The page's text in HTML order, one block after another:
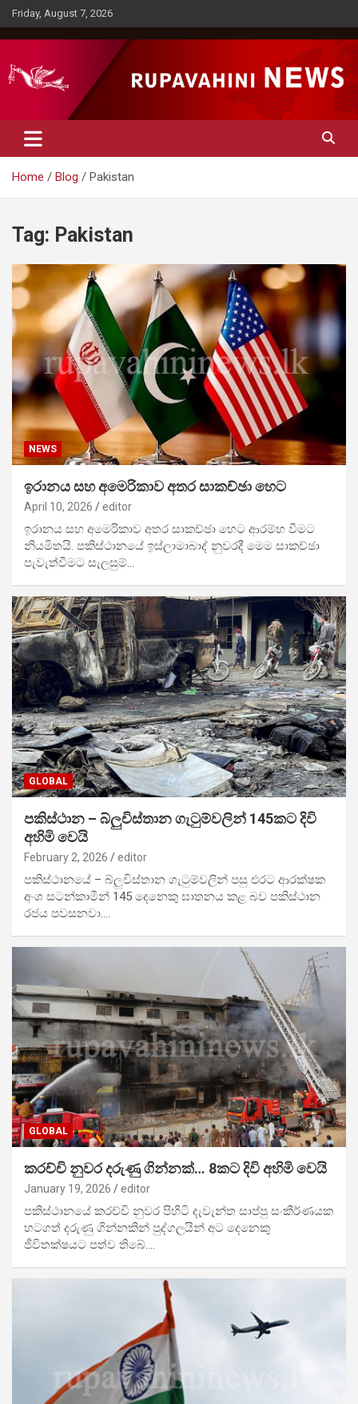
Skip
to
content
Friday, August 7, 2026
Rupavahini News
Home Blog Pakistan
Tag: Pakistan
NEWS
ඉරානය සහ අමෙරිකාව අතර සාකච්ඡා හෙට
April 10, 2026 editor
ඉරානය සහ අමෙරිකාව අතර සාකච්ඡා හෙට ආරම්භ වීමට
නියමිතයි. පකිස්ථානයේ ඉස්ලාමාබාද් නුවරදී මෙම සාකච්ඡා
පැවැත්වීමට සැලසුම්…
GLOBAL
පකිස්ථාන – බ්ලුචිස්තාන ගැටුම්වලින් 145කට දිවි
අහිමි වෙයි
February 2, 2026 editor
පකිස්ථානයේ – බ්ලුචිස්තාන ගැටුම්වලින් පසු එරට ආරක්ෂක
අංශ සටන්කාමීන් 145 දෙනෙකු ඝාතනය කළ බව පකිස්ථාන
රජය පවසනවා.…
GLOBAL
කරච්චි නුවර දරුණු ගින්නක්… 8කට දිවි අහිමි වෙයි
January 19, 2026 editor
පකිස්ථානයේ කරච්චි නුවර පිහිටි දැවැන්ත සාප්පු සංකීර්ණයක
හටගත් දරුණු ගින්නකින් පුද්ගලයින් අට දෙනෙකු
ජීවිතක්ෂයට පත්ව තිබේ.…